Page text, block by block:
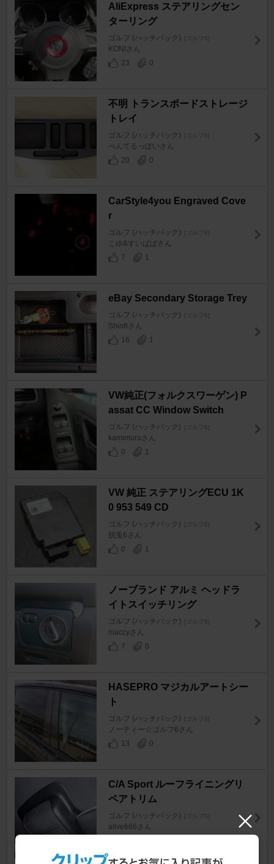
AliExpress ステアリングセン
ターリング
ゴルフ (ハッチバック) [ゴルフ6]
KONIさん
23
0
不明 トランスボードストレージ
トレイ
ゴルフ (ハッチバック) [ゴルフ6]
ぺんてるっぽいさん
20
0
CarStyle4you Engraved Cove
r
ゴルフ (ハッチバック) [ゴルフ6]
こゆ&すいぱぱさん
7
1
eBay Secondary Storage Trey
ゴルフ (ハッチバック) [ゴルフ6]
Shin8さん
16
1
VW純正(フォルクスワーゲン) P
assat CC Window Switch
ゴルフ (ハッチバック) [ゴルフ6]
kamimuraさん
0
1
VW 純正 ステアリングECU 1K
0 953 549 CD
ゴルフ (ハッチバック) [ゴルフ6]
脱兎6さん
0
1
ノーブランド アルミ ヘッドラ
イトスイッチリング
ゴルフ (ハッチバック) [ゴルフ6]
maccyさん
7
0
HASEPRO マジカルアートシー
ト
ゴルフ (ハッチバック) [ゴルフ6]
ノーティー☆ゴルフ6さん
13
0
C/A Sport ルーフライニングリ
ペアトリム
ゴルフ (ハッチバック) [ゴルフ6]
alive666さん